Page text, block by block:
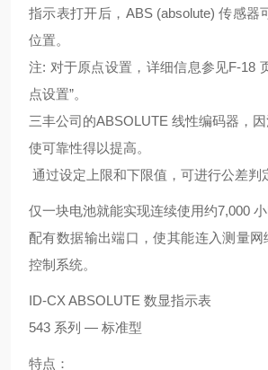
指示表打开后，ABS (absolute) 传感器
位置。
注: 对于原点设置，详细信息参见F-18
点设置”。
三丰公司的ABSOLUTE 线性编码器，
使可靠性得以提高。
通过设定上限和下限值，可进行公差判
仅一块电池就能实现连续使用约7,000 小
配有数据输出端口，使其能连入测量网
控制系统。
ID-CX ABSOLUTE 数显指示表
543 系列 — 标准型
特点：